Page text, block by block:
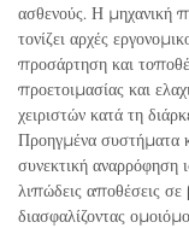
ασθενούς. Η μηχανική
τονίζει αρχές
προσάρτηση και
προετοιμασίας και
χειριστών κατά τη
Προηγμένα συστήματα
συνεκτική αναρρόφηση
λιπώδεις αποθέσεις σε
διασφαλίζοντας